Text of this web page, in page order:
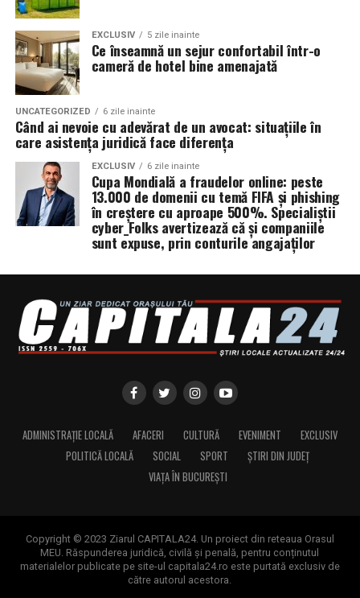
EXCLUSIV 5 zile inainte
Ce înseamnă un sejur confortabil într-o
cameră de hotel bine amenajată
UNCATEGORIZED 6 zile inainte
Când ai nevoie cu adevărat de un avocat: situațiile în
care asistența juridică face diferența
EXCLUSIV 6 zile inainte
Cupa Mondială a fraudelor online: peste
13.000 de domenii cu temă FIFA și phishing
în creștere cu aproape 500%. Specialiștii
cyber_Folks avertizează că și companiile
sunt expuse, prin conturile angajaților
ADMINISTRAȚIE LOCALĂ AFACERI CULTURĂ EVENIMENT
EXCLUSIV
POLITICĂ LOCALĂ
SOCIAL SPORT
ȘTIRI DIN JUDEȚ
VIAȚA ÎN BUCUREȘTI
Copyright © 2023 Ziarul CAPITALA24. Un proiect din reteaua Orasul
MEU. Răspunderea juridică, civilă și penală, pentru conținutul
materialelor publicate pe site-ul capitala24.ro este purtată exclusiv de
către autorul acestora.